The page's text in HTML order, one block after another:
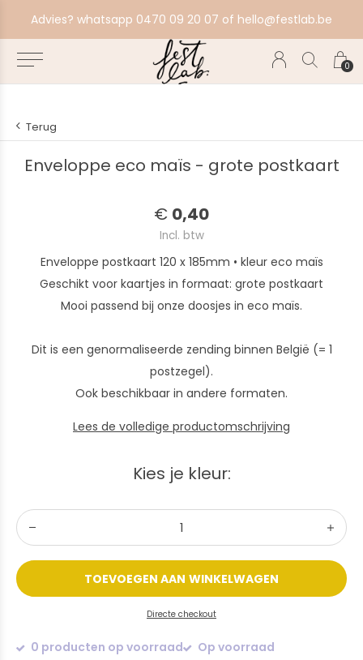
0
Advies? whatsapp 0470 09 20 07 of hello@festlab.be
Terug
Enveloppe eco maïs - grote postkaart
€ 0,40
Incl. btw
Enveloppe postkaart 120 x 185mm • kleur eco maïs
Geschikt voor kaartjes in formaat: grote postkaart
Mooi passend bij onze doosjes in eco maïs.
Dit is een genormaliseerde zending binnen België (= 1
postzegel).
Ook beschikbaar in andere formaten.
Lees de volledige productomschrijving
Kies je kleur:
TOEVOEGEN AAN WINKELWAGEN
Directe checkout
0 producten op voorraad
Op voorraad